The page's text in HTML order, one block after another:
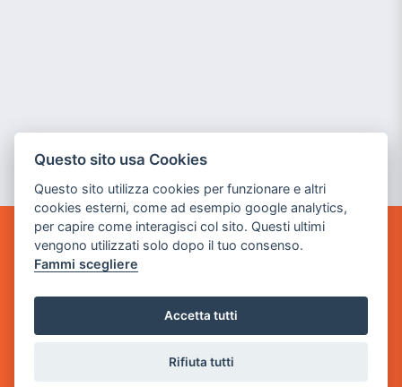
GAME WARP
BY POWER GAME SRL
via Villaggio dei Platani, 3
Questo sito usa Cookies
Questo sito utilizza cookies per funzionare e altri
cookies esterni, come ad esempio google analytics,
per capire come interagisci col sito. Questi ultimi
vengono utilizzati solo dopo il tuo consenso.
Fammi scegliere
Accetta tutti
Rifiuta tutti